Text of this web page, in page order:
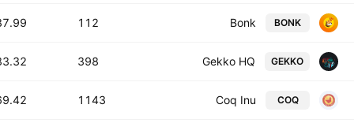
BONK
Bonk
112
T
GEKKO
Gekko HQ
398
T
COQ
Coq Inu
1143
T